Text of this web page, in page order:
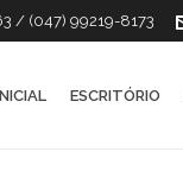
/ (047) 99219-8173
ESCRITÓRIO